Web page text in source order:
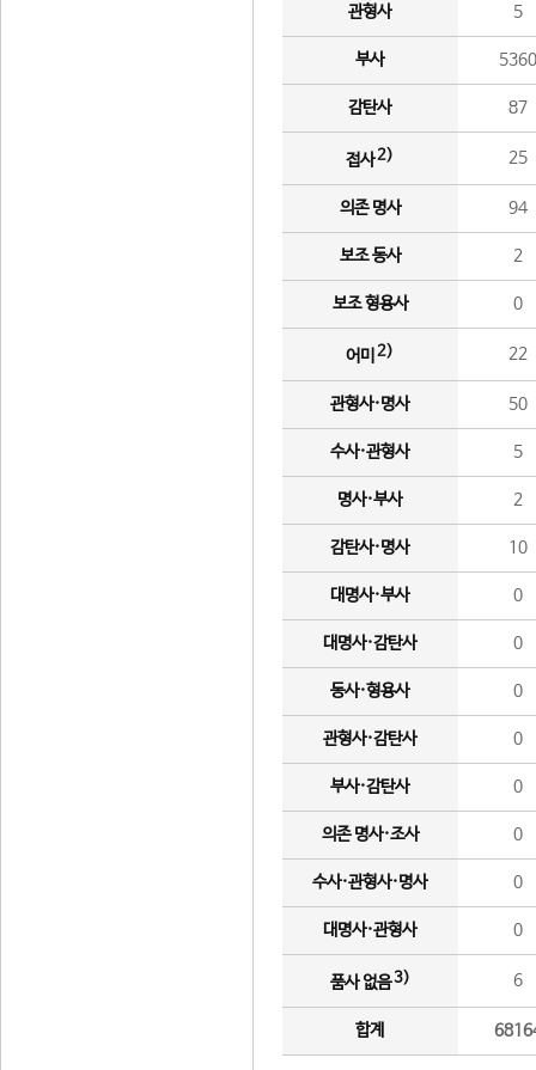
관형사 5
부사 5360
감탄사 87
접사2) 25
의존 명사 94
보조 동사 2
보조 형용사 0
어미 2) 22
관형사·명사 50
수사·관형사 5
명사·부사 2
감탄사·명사 10
대명사·부사 0
대명사·감탄사 0
동사·형용사 0
관형사·감탄사 0
부사·감탄사 0
의존 명사·조사 0
수사·관형사·명사 0
대명사·관형사 0
품사 없음3) 6
합계